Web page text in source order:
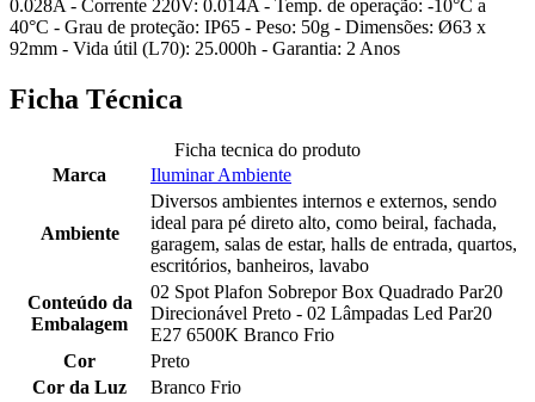
0.028A - Corrente 220V: 0.014A - Temp. de operação: -10°C a
40°C - Grau de proteção: IP65 - Peso: 50g - Dimensões: Ø63 x
92mm - Vida útil (L70): 25.000h - Garantia: 2 Anos
Ficha Técnica
Ficha tecnica do produto
Marca
Iluminar Ambiente
Ambiente
Diversos ambientes internos e externos, sendo
ideal para pé direto alto, como beiral, fachada,
garagem, salas de estar, halls de entrada, quartos,
escritórios, banheiros, lavabo
Conteúdo da
Embalagem
02 Spot Plafon Sobrepor Box Quadrado Par20
Direcionável Preto - 02 Lâmpadas Led Par20
E27 6500K Branco Frio
Cor
Preto
Cor da Luz
Branco Frio